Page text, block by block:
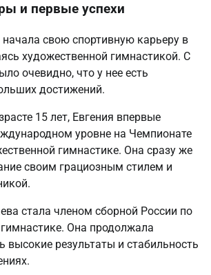
и первые успехи
начала свою спортивную карьеру в
художественной гимнастикой. С
очевидно, что у нее есть
достижений.
15 лет, Евгения впервые
уровне на Чемпионате
гимнастике. Она сразу же
своим грациозным стилем и
стала членом сборной России по
Она продолжала
высокие результаты и стабильность